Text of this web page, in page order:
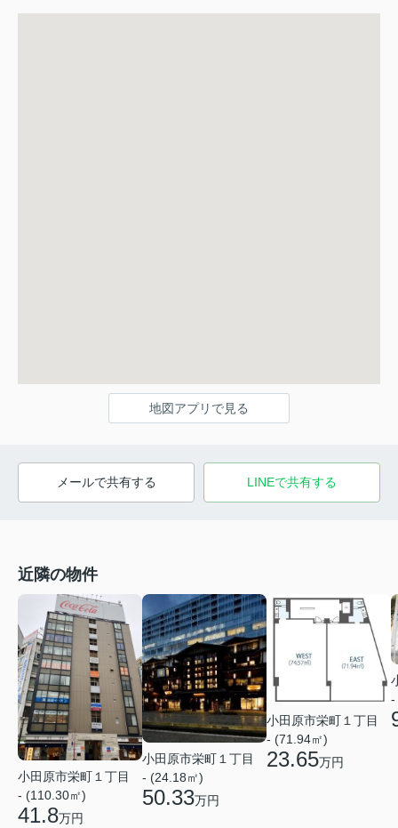
地図アプリで見る
メールで共有する LINEで共有する
近隣の物件
小田原市栄町１丁目
- (110.30㎡)
41.8万円
小田原市栄町１丁目
- (24.18㎡)
50.33万円
小田原市栄町１丁目
- (71.94㎡)
23.65万円
-